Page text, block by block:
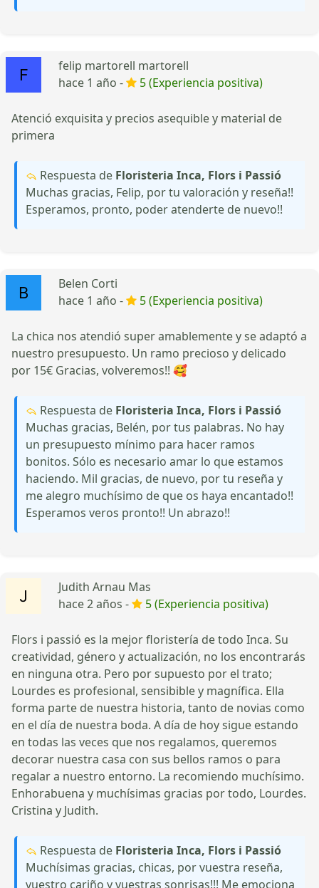
felip martorell martorell
hace 1 año -
5 (Experiencia positiva)
Atenció exquisita y precios asequible y material de
primera
Respuesta de Floristeria Inca, Flors i Passió
Muchas gracias, Felip, por tu valoración y reseña!!
Esperamos, pronto, poder atenderte de nuevo!!
Belen Corti
hace 1 año -
5 (Experiencia positiva)
La chica nos atendió super amablemente y se adaptó a
nuestro presupuesto. Un ramo precioso y delicado
por 15€ Gracias, volveremos!! 🥰
Respuesta de Floristeria Inca, Flors i Passió
Muchas gracias, Belén, por tus palabras. No hay
un presupuesto mínimo para hacer ramos
bonitos. Sólo es necesario amar lo que estamos
haciendo. Mil gracias, de nuevo, por tu reseña y
me alegro muchísimo de que os haya encantado!!
Esperamos veros pronto!! Un abrazo!!
Judith Arnau Mas
hace 2 años -
5 (Experiencia positiva)
Flors i passió es la mejor floristería de todo Inca. Su
creatividad, género y actualización, no los encontrarás
en ninguna otra. Pero por supuesto por el trato;
Lourdes es profesional, sensibible y magnífica. Ella
forma parte de nuestra historia, tanto de novias como
en el día de nuestra boda. A día de hoy sigue estando
en todas las veces que nos regalamos, queremos
decorar nuestra casa con sus bellos ramos o para
regalar a nuestro entorno. La recomiendo muchísimo.
Enhorabuena y muchísimas gracias por todo, Lourdes.
Cristina y Judith.
Respuesta de Floristeria Inca, Flors i Passió
Muchísimas gracias, chicas, por vuestra reseña,
vuestro cariño y vuestras sonrisas!!! Me emociona